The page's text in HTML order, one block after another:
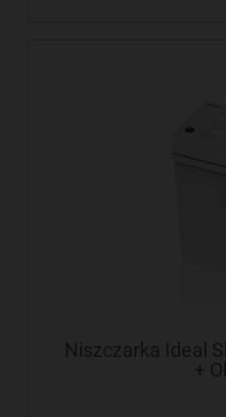
Niszczarka Ideal
+